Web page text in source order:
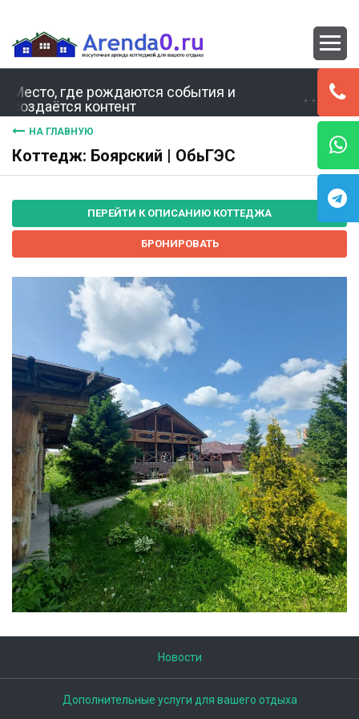
Место, где рождаются события и
создаётся контент
НА ГЛАВНУЮ
Коттедж: Боярский | ОбьГЭС
ПЕРЕЙТИ К ОПИСАНИЮ КОТТЕДЖА
БРОНИРОВАТЬ
Новости
Дополнительные услуги для вашего отдыха